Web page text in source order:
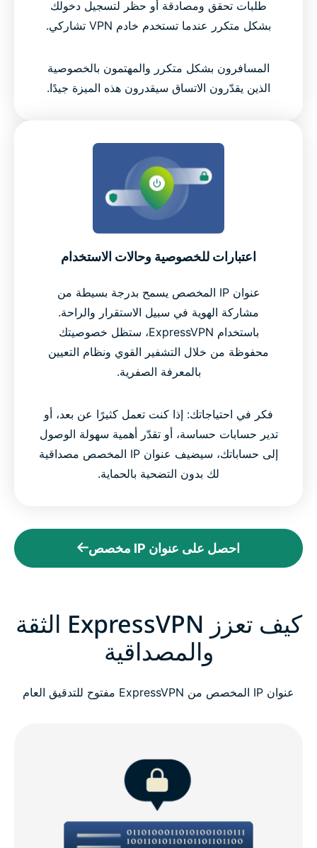
طلبات تحقق ومصادقة أو حظر لتسجيل دخولك
بشكل متكرر عندما تستخدم خادم VPN تشاركي.
المسافرون بشكل متكرر والمهتمون بالخصوصية
الذين يقدّرون الاتساق سيقدرون هذه الميزة جيدًا.
اعتبارات للخصوصية وحالات الاستخدام
عنوان IP المخصص يسمح بدرجة بسيطة من
مشاركة الهوية في سبيل الاستقرار والراحة.
باستخدام ExpressVPN، ستظل خصوصيتك
محفوظة من خلال التشفير القوي ونظام التعيين
بالمعرفة الصفرية.
فكر في احتياجاتك: إذا كنت تعمل كثيرًا عن بعد، أو
تدير حسابات حساسة، أو تقدّر أهمية سهولة الوصول
إلى حساباتك، سيضيف عنوان IP المخصص مصداقية
لك بدون التضحية بالحماية.
احصل على عنوان IP مخصص
كيف تعزز ExpressVPN الثقة
والمصداقية
عنوان IP المخصص من ExpressVPN مفتوح للتدقيق العام